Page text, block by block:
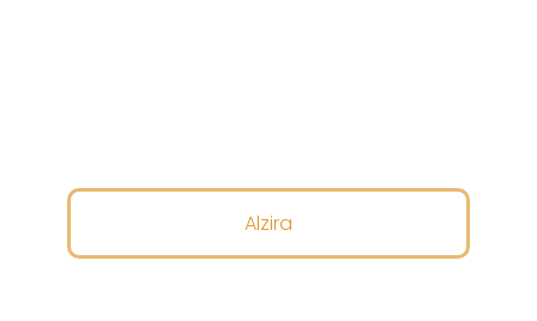
Alzira